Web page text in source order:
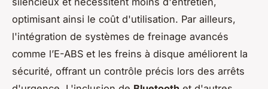
optimisant ainsi le coût d'utilisation. Par ailleurs,
l'intégration de systèmes de freinage avancés
comme l’E-ABS et les freins à disque améliorent la
sécurité, offrant un contrôle précis lors des arrêts